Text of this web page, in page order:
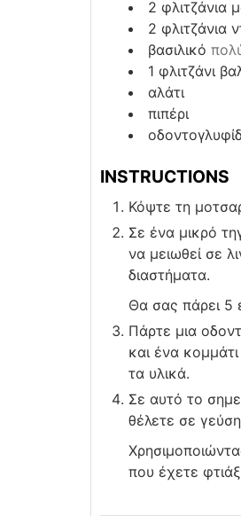
2 φλιτζάνια
2 φλιτζάνια
βασιλικό
1 φλιτζάνι
αλάτι
πιπέρι
INSTRUCTIONS
Κόψτε τη
Σε ένα μικρό
να μειωθεί σε
διαστήματα.
Θα σας πάρει 5
Πάρτε μια
και ένα
τα υλικά.
Σε αυτό το
θέλετε σε
που έχετε